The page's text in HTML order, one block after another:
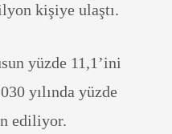
kişiye ulaştı.
yüzde 11,1’ini
yılında yüzde
ediliyor.